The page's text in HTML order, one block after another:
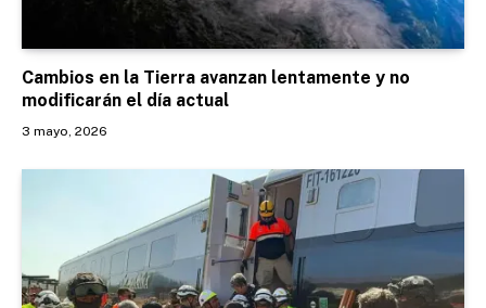
Cambios en la Tierra avanzan lentamente y no
modificarán el día actual
3 mayo, 2026